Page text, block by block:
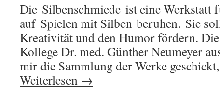
Die Silbenschmiede ist eine Werkstatt
auf Spielen mit Silben beruhen. Sie
Kreativität und den Humor fördern.
Kollege Dr. med. Günther Neumeyer
mir die Sammlung der Werke
Weiterlesen →